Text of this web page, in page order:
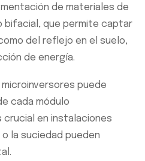
de materiales de
bifacial, que permite captar
del reflejo en el suelo,
de energía.
puede
cada módulo
crucial en instalaciones
la suciedad pueden